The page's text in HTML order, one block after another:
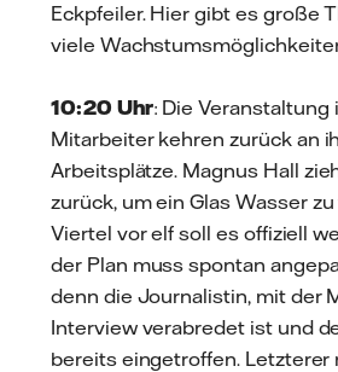
Eckpfeiler. Hier gibt es große
viele
10:20 Uhr: Die Veranstaltung
Mitarbeiter kehren zurück an
Arbeitsplätze. Magnus Hall
zurück, um ein Glas Wasser
Viertel vor elf soll es offiziell
der Plan muss spontan
denn die Journalistin, mit der
Interview verabredet ist und
bereits eingetroffen. Letzterer